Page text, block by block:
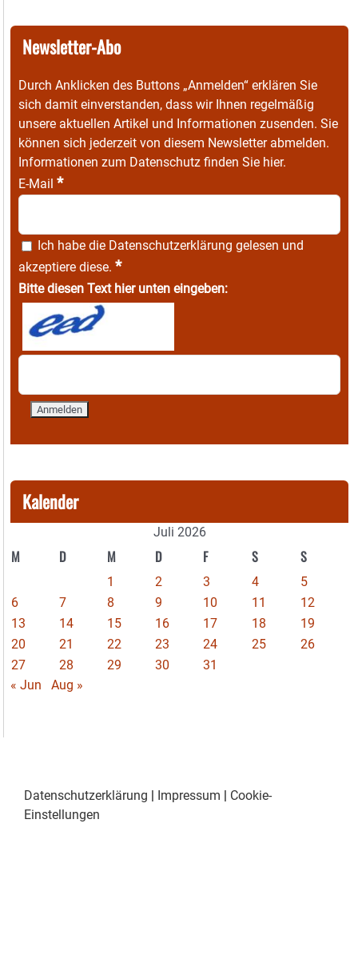
Newsletter-Abo
Durch Anklicken des Buttons „Anmelden“ erklären Sie
sich damit einverstanden, dass wir Ihnen regelmäßig
unsere aktuellen Artikel und Informationen zusenden. Sie
können sich jederzeit von diesem Newsletter abmelden.
Informationen zum Datenschutz finden Sie hier.
E-Mail *
Ich habe die Datenschutzerklärung gelesen und
akzeptiere diese. *
Bitte diesen Text hier unten eingeben:
Kalender
Juli 2026
M D M D F S S
1 2 3 4
5
6
7 8 9 10 11
12
13
14 15 16 17 18
19
20
21 22 23 24 25
26
27
28 29 30
31
« Jun
Aug »
Datenschutzerklärung Impressum
Cookie-
Einstellungen